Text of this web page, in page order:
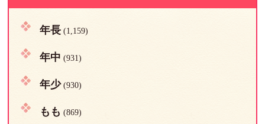
年長(1,159)
年中 (931)
年少(930)
もも (869)